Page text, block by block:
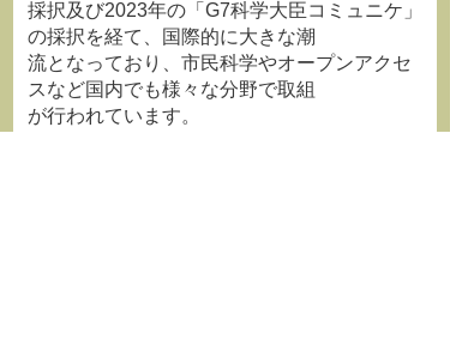
採択及び2023年の「G7科学大臣コミュニケ」
の採択を経て、国際的に大きな潮
流となっており、市民科学やオープンアクセ
スなど国内でも様々な分野で取組
が行われています。